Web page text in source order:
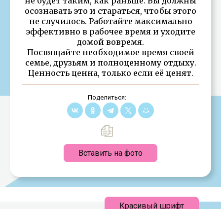
осознавать это и стараться, чтобы этого
не случилось. Работайте максимально
эффективно в рабочее время и уходите
домой вовремя.
Посвящайте необходимое время своей
семье, друзьям и полноценному отдыху.
Ценность ценна, только если её ценят.
Поделиться:
Вставить на фото
Красивый шрифт